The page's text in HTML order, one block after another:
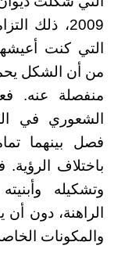
2009، ذلك
التي كنت
من أن الشكل
منفصلة عنه.
الشعوري في
فصل بينهما
باختلاف
وتشكيله
الراهنة، دون أن
والمكونات